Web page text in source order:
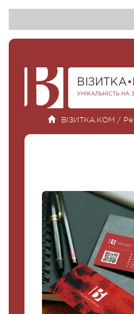
ВІЗИТКА•
УНІКАЛЬНІСТЬ НА
ВІЗИТКА.КОМ /